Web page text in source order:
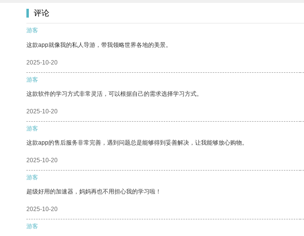
评论
游客
这款app就像我的私人导游，带我领略世界各地的美景。
2025-10-20
游客
这款软件的学习方式非常灵活，可以根据自己的需求选择学习方式。
2025-10-20
游客
这款app的售后服务非常完善，遇到问题总是能够得到妥善解决，让我能够放心购物。
2025-10-20
游客
超级好用的加速器，妈妈再也不用担心我的学习啦！
2025-10-20
游客